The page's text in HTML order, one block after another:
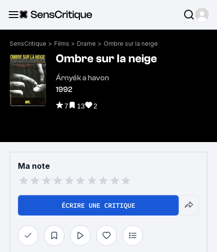
SensCritique > Films > Drame > Ombre sur la neige
Ombre sur la neige
Árnyék a havon
1992
7 13 2
Ma note
ÉCRIRE UNE CRITIQUE